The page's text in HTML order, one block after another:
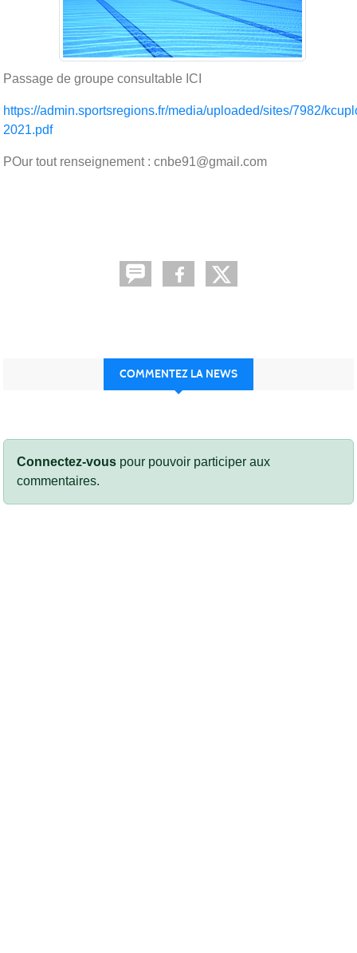
Passage de groupe consultable ICI
https://admin.sportsregions.fr/media/uploaded/sites/7982/
2021.pdf
POur tout renseignement : cnbe91@gmail.com
COMMENTEZ LA NEWS
Connectez-vous pour pouvoir participer aux
commentaires.